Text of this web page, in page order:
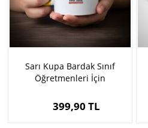
Sarı Kupa Bardak Sınıf
Öğretmenleri İçin
399,90 TL